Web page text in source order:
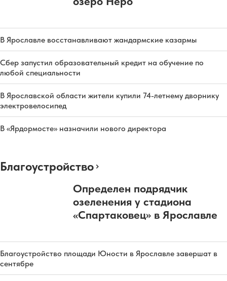
В Ярославле восстанавливают жандармские казармы
Сбер запустил образовательный кредит на обучение по
любой специальности
В Ярославской области жители купили 74-летнему дворнику
электровелосипед
В «Ярдормосте» назначили нового директора
Благоустройство
Определен подрядчик
озеленения у стадиона
«Спартаковец» в Ярославле
Благоустройство площади Юности в Ярославле завершат в
сентябре